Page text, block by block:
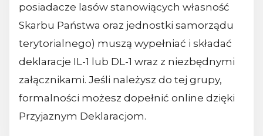
posiadacze lasów stanowiących własność
Skarbu Państwa oraz jednostki samorządu
terytorialnego) muszą wypełniać i składać
deklaracje IL-1 lub DL-1 wraz z niezbędnymi
załącznikami. Jeśli należysz do tej grupy,
formalności możesz dopełnić online dzięki
Przyjaznym Deklaracjom.